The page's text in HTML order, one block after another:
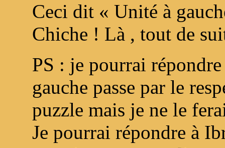
Ceci dit « Unité à
Chiche ! Là , tout de
PS : je pourrai
gauche passe par le
puzzle mais je ne le
Je pourrai répondre à